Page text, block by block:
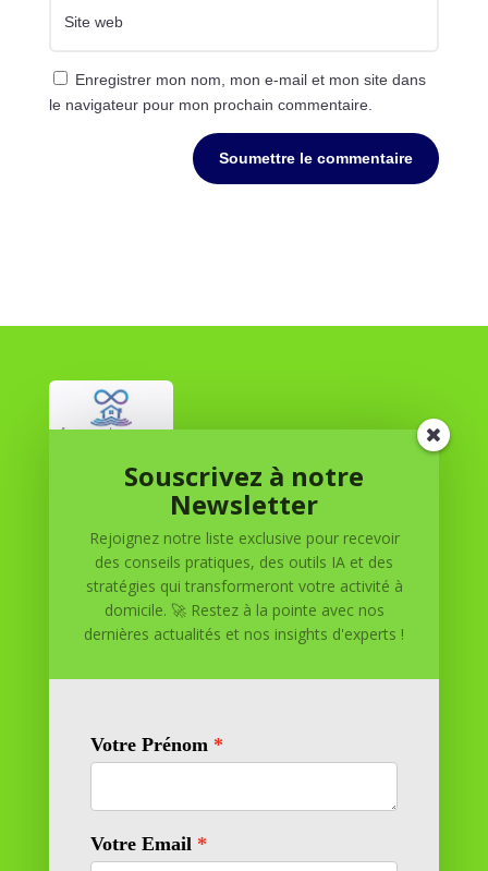
Enregistrer mon nom, mon e-mail et mon site dans
le navigateur pour mon prochain commentaire.
Soumettre le commentaire
Réussite à Domicile
Réussite à Domicile est votre partenaire de confiance
pour atteindre vos objectifs depuis le confort de votre
maison. Nous offrons des solutions personnalisées pour
vous aider à réussir.
11 rue Richelieu
69100 VILLEURBANNE
Souscrivez à notre
Newsletter
Rejoignez notre liste exclusive pour recevoir
des conseils pratiques, des outils IA et des
stratégies qui transformeront votre activité à
domicile. 🚀 Restez à la pointe avec nos
dernières actualités et nos insights d'experts !